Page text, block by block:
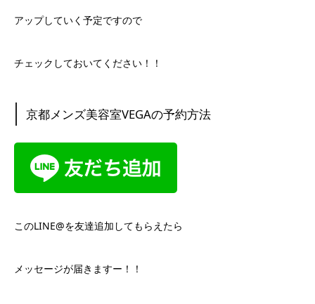
アップしていく予定ですので
チェックしておいてください！！
京都メンズ美容室VEGAの予約方法
このLINE@を友達追加してもらえたら
メッセージが届きますー！！